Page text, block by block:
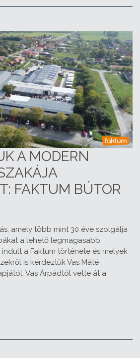
A MODERN
FAKTUM BÚTOR
amely több mint 30 éve szolgálja
a lehető legmagasabb
a Faktum története és melyek
is kérdeztük Vas Máté
Vas Árpádtól vette át a